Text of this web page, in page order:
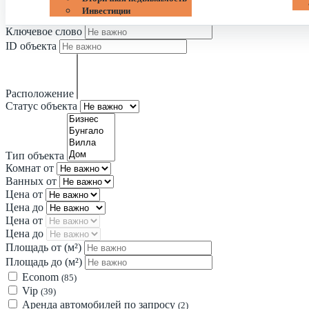
Инвестиции
Ключевое слово
ID объекта
Расположение
Статус объекта
Тип объекта
Комнат от
Ванных от
Цена от
Цена до
Цена от
Цена до
Площадь от (м²)
Площадь до (м²)
Econom (85)
Vip (39)
Аренда автомобилей по запросу (2)